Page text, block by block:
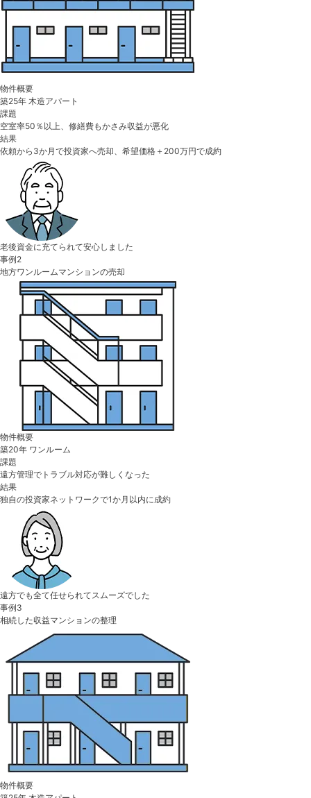
物件概要
築25年 木造アパート
課題
空室率50％以上、修繕費もかさみ収益が悪化
結果
依頼から3か月で投資家へ売却、希望価格＋200万円で成約
老後資金に充てられて安心しました
事例2
地方ワンルームマンションの売却
物件概要
築20年 ワンルーム
課題
遠方管理でトラブル対応が難しくなった
結果
独自の投資家ネットワークで1か月以内に成約
遠方でも全て任せられてスムーズでした
事例3
相続した収益マンションの整理
物件概要